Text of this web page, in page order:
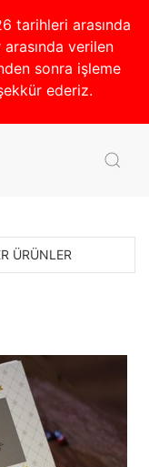
tarihleri arasında
verilen
sonra işleme
ederiz.
ÜRÜNLER